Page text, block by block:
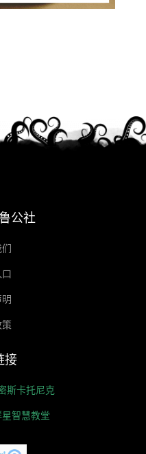
公社
策
接
斯卡托尼克
星智慧教堂